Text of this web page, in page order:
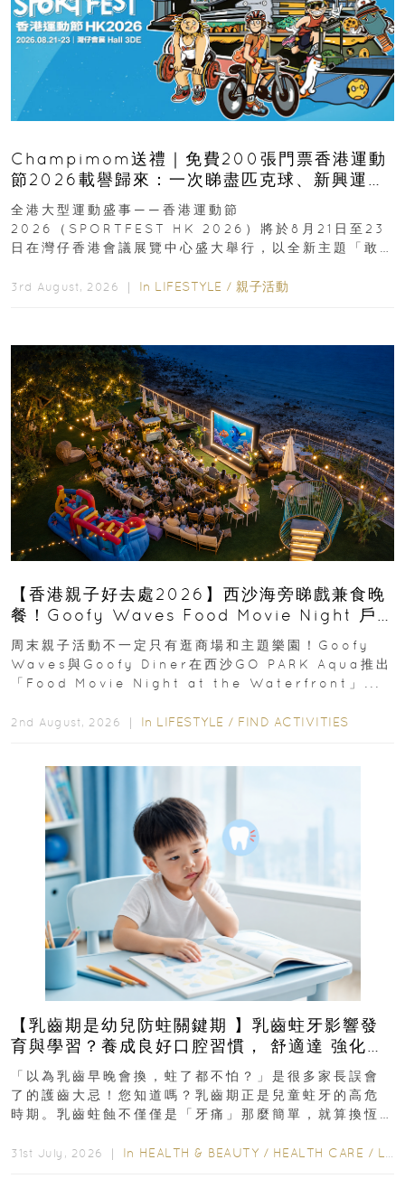
Champimom送禮｜免費200張門票香港運動
節2026載譽歸來：一次睇盡匹克球、新興運
動、街舞比賽＋逾百運動品牌展覽
全港大型運動盛事——香港運動節
2026（SPORTFEST HK 2026）將於8月21日至23
日在灣仔香港會議展覽中心盛大舉行，以全新主題「敢
3rd August, 2026 ｜ In LIFESTYLE / 親子活動
【香港親子好去處2026】西沙海旁睇戲兼食晚
餐！Goofy Waves Food Movie Night 戶
外影院逢週末登場
周末親子活動不一定只有逛商場和主題樂園！Goofy
Waves與Goofy Diner在西沙GO PARK Aqua推出
「Food Movie Night at the Waterfront」...
2nd August, 2026 ｜ In LIFESTYLE / FIND ACTIVITIES
【乳齒期是幼兒防蛀關鍵期 】乳齒蛀牙影響發
育與學習？養成良好口腔習慣， 舒適達 強化琺
瑯質 兒童牙膏防護指南
「以為乳齒早晚會換，蛀了都不怕？」是很多家長誤會
了的護齒大忌！您知道嗎？乳齒期正是兒童蛀牙的高危
時期。乳齒蛀蝕不僅僅是「牙痛」那麼簡單，就算換恆
31st July, 2026 ｜ In HEALTH & BEAUTY / HEALTH CARE / LIFESTYLE